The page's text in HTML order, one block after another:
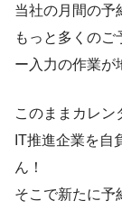
当社の月間の予
もっと多くの
ー入力の作業が
このままカレン
IT推進企業を自
ん！
そこで新たに予